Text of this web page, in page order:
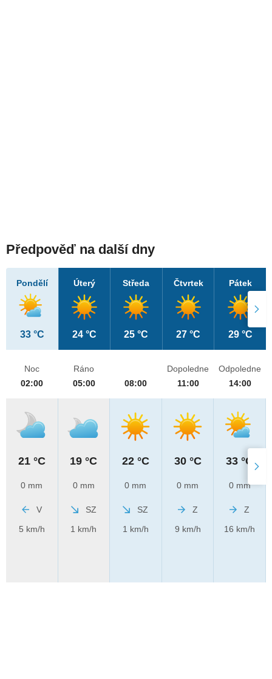
Předpověď na další dny
Pondělí
33 °C
Úterý
24 °C
Středa
25 °C
Čtvrtek
27 °C
Pátek
29 °C
Noc
02:00
21 °C
0 mm
V
5 km/h
Ráno
05:00
19 °C
0 mm
SZ
1 km/h
08:00
22 °C
0 mm
SZ
1 km/h
Dopoledne
11:00
30 °C
0 mm
Z
9 km/h
Odpoledne
14:00
33 °C
0 mm
Z
16 km/h